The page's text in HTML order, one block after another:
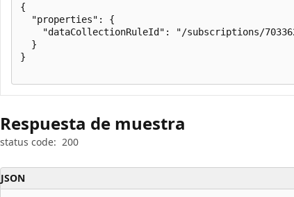
{
  "properties": {
"dataCollectionRuleId": "/subscriptions/
  }
}
Respuesta de muestra
status code: 200
JSON